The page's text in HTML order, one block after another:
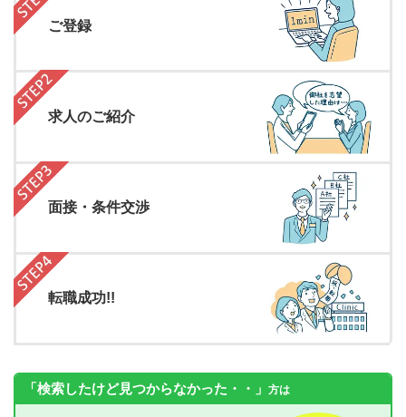
ご登録
求人のご紹介
面接・条件交渉
転職成功!!
「検索したけど見つからなかった・・」 方は